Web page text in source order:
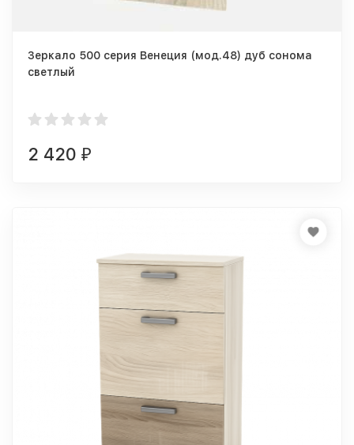
Зеркало 500 серия Венеция (мод.48) дуб сонома
светлый
2 420 ₽